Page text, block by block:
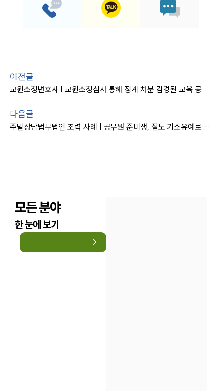
이전글
교원소청변호사 | 교원소청심사 통해 징계 처분 감경된 교육 공무원 사례
다음글
주말상담법무법인 조력 사례 | 공무원 준비생, 절도 기소유예로 미래 보호
모든 분야
한 눈에 보기